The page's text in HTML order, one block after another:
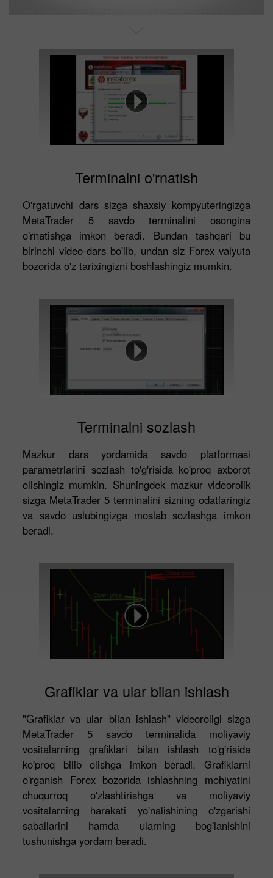
Terminalni o'rnatish
O'rgatuvchi dars sizga shaxsiy kompyuteringizga
MetaTrader 5 savdo terminalini osongina
o'rnatishga imkon beradi. Bundan tashqari bu
birinchi video-dars bo'lib, undan siz Forex valyuta
bozorida o'z tarixingizni boshlashingiz mumkin.
Terminalni sozlash
Mazkur dars yordamida savdo platformasi
parametrlarini sozlash to'g'risida ko'proq axborot
olishingiz mumkin. Shuningdek mazkur videorolik
sizga MetaTrader 5 terminalini sizning odatlaringiz
va savdo uslubingizga moslab sozlashga imkon
beradi.
Grafiklar va ular bilan ishlash
"Grafiklar va ular bilan ishlash" videoroligi sizga
MetaTrader 5 savdo terminalida moliyaviy
vositalarning grafiklari bilan ishlash to'g'risida
ko'proq bilib olishga imkon beradi. Grafiklarni
o'rganish Forex bozorida ishlashning mohiyatini
chuqurroq o'zlashtirishga va moliyaviy
vositalarning harakati yo'nalishining o'zgarishi
saballarini hamda ularning bog'lanishini
tushunishga yordam beradi.